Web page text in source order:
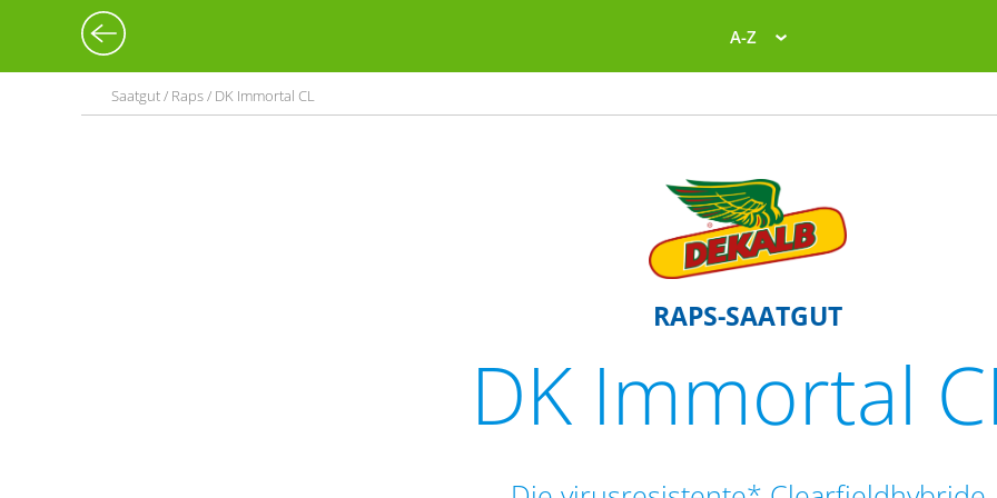
A-Z
Saatgut / Raps / DK Immortal CL
RAPS-SAATGUT
DK Immortal